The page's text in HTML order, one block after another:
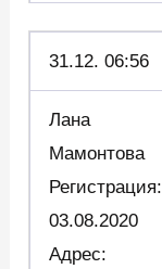
31.12. 06:56
Лана
Мамонтова
Регистрация:
03.08.2020
Адрес: